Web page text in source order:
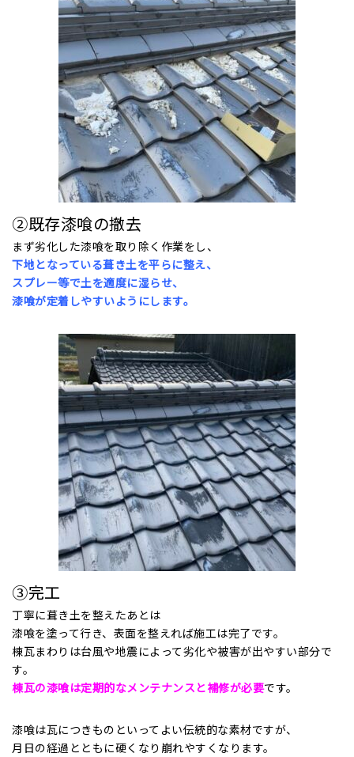
②既存漆喰の撤去
まず劣化した漆喰を取り除く作業をし、
下地となっている葺き土を平らに整え、
スプレー等で土を適度に湿らせ、
漆喰が定着しやすいようにします。
③完工
丁寧に葺き土を整えたあとは
漆喰を塗って行き、表面を整えれば施工は完了です。
棟瓦まわりは台風や地震によって劣化や被害が出やすい部分で
す。
棟瓦の漆喰は定期的なメンテナンスと補修が必要です。
漆喰は瓦につきものといってよい伝統的な素材ですが、
月日の経過とともに硬くなり崩れやすくなります。